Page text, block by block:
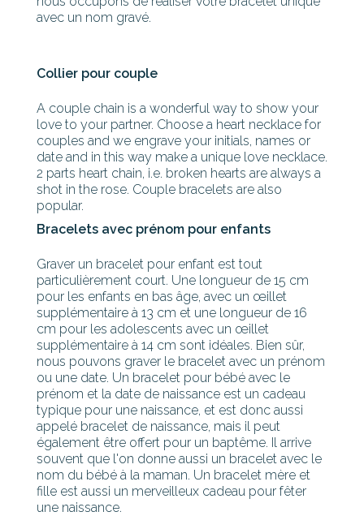
avec un nom gravé.
Collier pour couple
A couple chain is a wonderful way to show your
love to your partner. Choose a heart necklace for
couples and we engrave your initials, names or
date and in this way make a unique love necklace.
2 parts heart chain, i.e. broken hearts are always a
shot in the rose. Couple bracelets are also
popular.
Bracelets avec prénom pour enfants
Graver un bracelet pour enfant est tout
particulièrement court. Une longueur de 15 cm
pour les enfants en bas âge, avec un œillet
supplémentaire à 13 cm et une longueur de 16
cm pour les adolescents avec un œillet
supplémentaire à 14 cm sont idéales. Bien sûr,
nous pouvons graver le bracelet avec un prénom
ou une date. Un bracelet pour bébé avec le
prénom et la date de naissance est un cadeau
typique pour une naissance, et est donc aussi
appelé bracelet de naissance, mais il peut
également être offert pour un baptême. Il arrive
souvent que l'on donne aussi un bracelet avec le
nom du bébé à la maman. Un bracelet mère et
fille est aussi un merveilleux cadeau pour fêter
une naissance.